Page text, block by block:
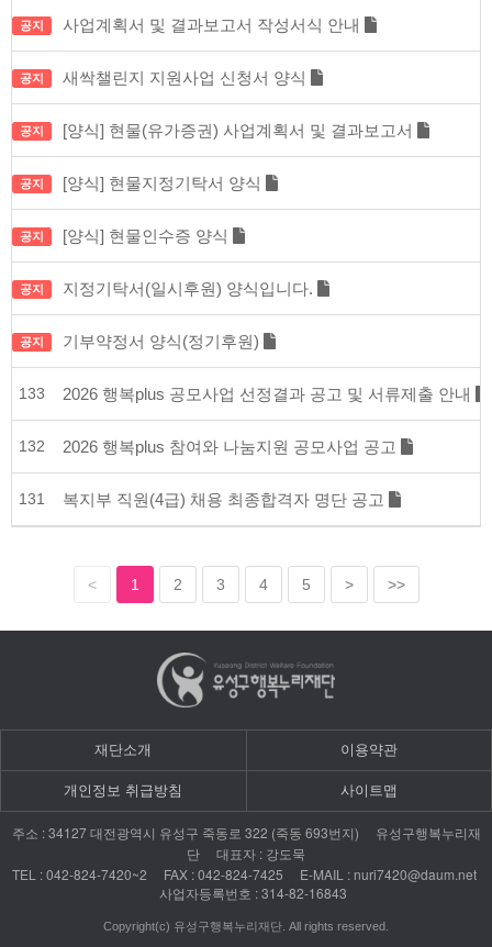
공지 사업계획서 및 결과보고서 작성서식 안내
공지 새싹챌린지 지원사업 신청서 양식
공지 [양식] 현물(유가증권) 사업계획서 및 결과보고서
공지 [양식] 현물지정기탁서 양식
공지 [양식] 현물인수증 양식
공지 지정기탁서(일시후원) 양식입니다.
공지 기부약정서 양식(정기후원)
133 2026 행복plus 공모사업 선정결과 공고 및 서류제출 안내
132 2026 행복plus 참여와 나눔지원 공모사업 공고
131 복지부 직원(4급) 채용 최종합격자 명단 공고
< 1 2 3 4 5 > >>
재단소개 이용약관
개인정보 취급방침 사이트맵
주소 : 34127 대전광역시 유성구 죽동로 322 (죽동 693번지 )
유성구행복누리재
단
대표자 : 강도묵
TEL : 042-824-7420~2 FAX : 042-824-7425 E-MAIL : nuri7420@daum.net
사업자등록번호 : 314-82-16843
Copyright(c) 유성구행복누리재단. All rights reserved.